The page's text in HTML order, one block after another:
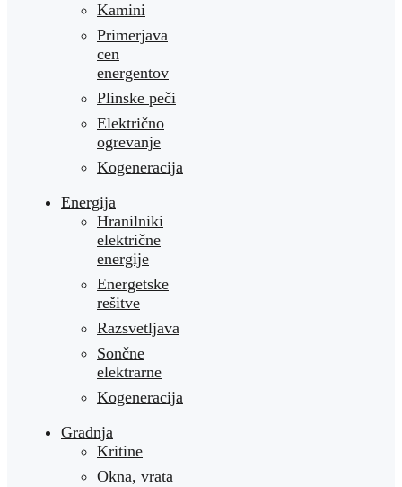
Kamini
Primerjava
cen
energentov
Plinske peči
Električno
ogrevanje
Kogeneracija
Energija
Hranilniki
električne
energije
Energetske
rešitve
Razsvetljava
Sončne
elektrarne
Kogeneracija
Gradnja
Kritine
Okna, vrata